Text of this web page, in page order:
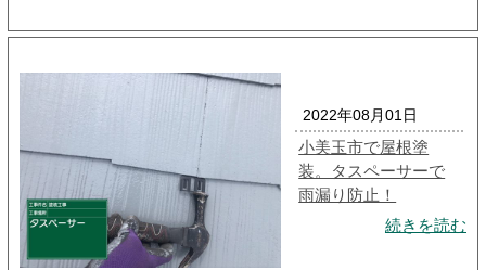
2022年08月01日
小美玉市で屋根塗
装。タスペーサーで
雨漏り防止！
続きを読む